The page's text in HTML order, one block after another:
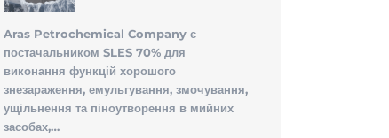
Aras Petrochemical Company є
постачальником SLES 70% для
виконання функцій хорошого
знезараження, емульгування, змочування,
ущільнення та піноутворення в мийних
засобах,…